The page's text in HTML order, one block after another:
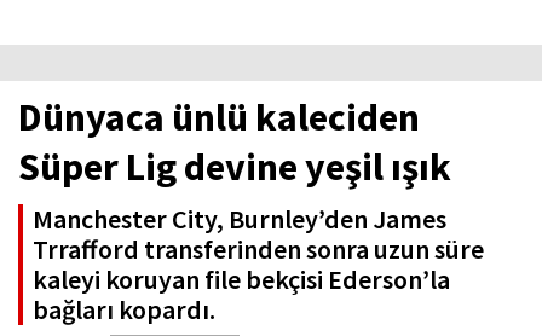
Dünyaca ünlü kaleciden
Süper Lig devine yeşil ışık
Manchester City, Burnley’den James
Trrafford transferinden sonra uzun süre
kaleyi koruyan file bekçisi Ederson’la
bağları kopardı.